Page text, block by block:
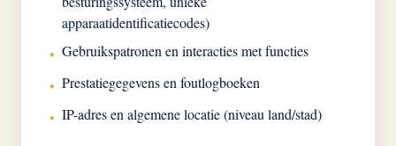
apparaatidentificatiecodes)
• Gebruikspatronen en interacties met functies
• Prestatiegegevens en foutlogboeken
• IP-adres en algemene locatie (niveau land/stad)